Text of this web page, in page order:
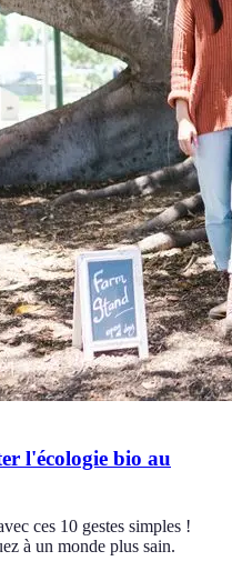
l'écologie bio au
ces 10 gestes simples !
à un monde plus sain.